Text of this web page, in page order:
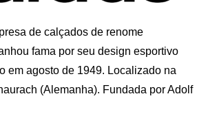
de calçados de renome
fama por seu design esportivo
em agosto de 1949. Localizado na
(Alemanha). Fundada por Adolf